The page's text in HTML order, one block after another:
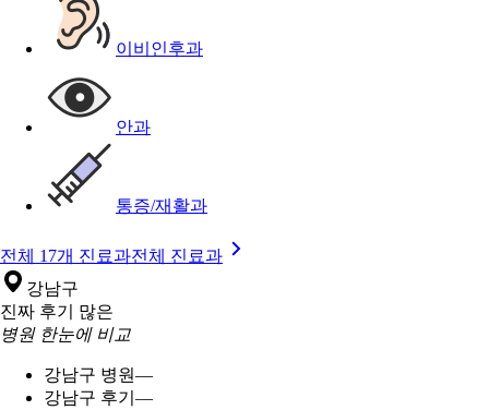
이비인후과
안과
통증/재활과
전체 17개 진료과전체 진료과
강남구
진짜 후기 많은
병원 한눈에 비교
강남구 병원—
강남구 후기 —